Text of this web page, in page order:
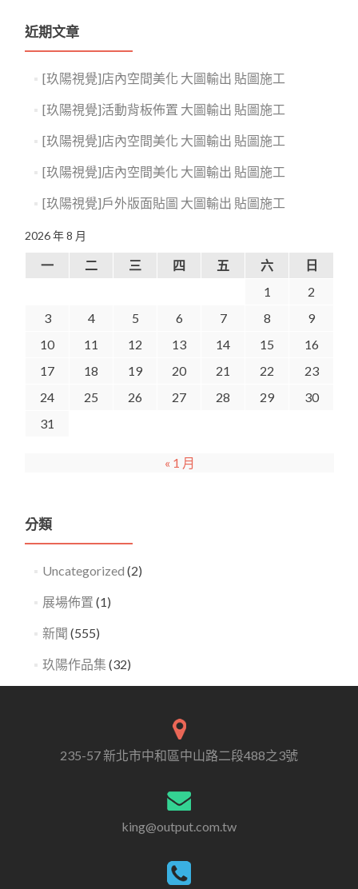
近期文章
[玖陽視覺]店內空間美化 大圖輸出 貼圖施工
[玖陽視覺]活動背板佈置 大圖輸出 貼圖施工
[玖陽視覺]店內空間美化 大圖輸出 貼圖施工
[玖陽視覺]店內空間美化 大圖輸出 貼圖施工
[玖陽視覺]戶外版面貼圖 大圖輸出 貼圖施工
2026 年 8 月
一 二 三 四 五 六
日
1
2
3
4 5 6 7 8
9
10
11 12 13 14 15
16
17
18 19 20 21 22
23
24
25 26 27 28 29
30
31
« 1 月
分類
Uncategorized (2)
展場佈置 (1)
新聞 (555)
玖陽作品集 (32)
235-57 新北市中和區中山路二段488之3號
king@output.com.tw